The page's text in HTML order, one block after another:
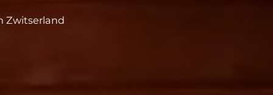
Zwitserland